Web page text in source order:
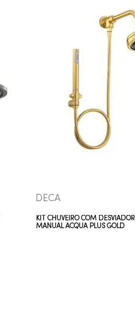
VEJA MAIS
DECA
KIT CHUVEIRO COM
MANUAL ACQUA PLUS GOLD